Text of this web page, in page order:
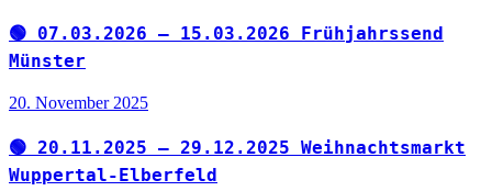
🟢 07.03.2026 – 15.03.2026 Frühjahrssend
Münster
20. November 2025
🟢 20.11.2025 – 29.12.2025 Weihnachtsmarkt
Wuppertal-Elberfeld